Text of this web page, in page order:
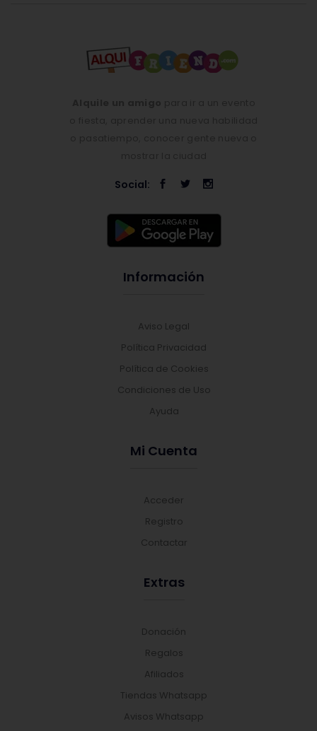
Social:
Información
Aviso Legal
Política Privacidad
Política de Cookies
Condiciones de Uso
Ayuda
Mi Cuenta
Acceder
Registro
Contactar
Extras
Donación
Regalos
Afiliados
Tiendas Whatsapp
Avisos Whatsapp